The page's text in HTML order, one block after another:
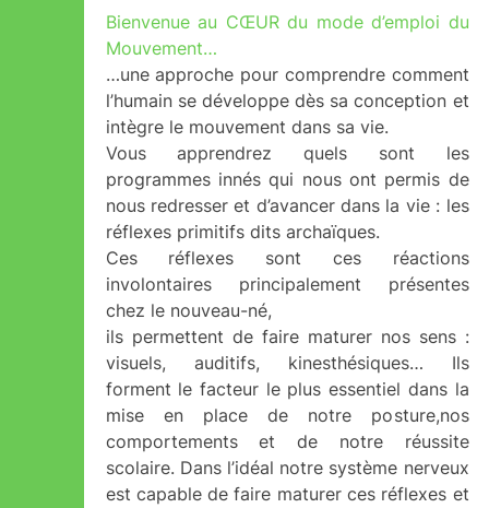
Bienvenue au CŒUR du mode d’emploi du
Mouvement…
…une approche pour comprendre comment
l’humain se développe dès sa conception et
intègre le mouvement dans sa vie.
Vous apprendrez quels sont les
programmes innés qui nous ont permis de
nous redresser et d’avancer dans la vie : les
réflexes primitifs dits archaïques.
Ces réflexes sont ces réactions
involontaires principalement présentes
chez le nouveau-né,
ils permettent de faire maturer nos sens :
visuels, auditifs, kinesthésiques… Ils
forment le facteur le plus essentiel dans la
mise en place de notre posture,nos
comportements et de notre réussite
scolaire. Dans l’idéal notre système nerveux
est capable de faire maturer ces réflexes et